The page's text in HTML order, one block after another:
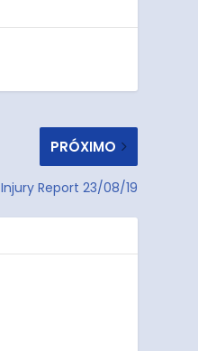
PRÓXIMO
Injury Report 23/08/19